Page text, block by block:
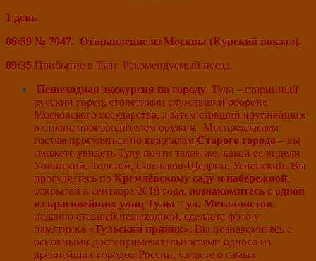
1 день
06:59 № 7047. Отправление из Москвы (Курский вокзал).
09:35 Прибытие в Тулу. Рекомендуемый поезд.
Пешеходная экскурсия по городу. Тула – старинный
русский город, столетиями служивший обороне
Московского государства, а затем ставший крупнейшим
в стране производителем оружия. Мы предлагаем
гостям прогуляться по кварталам Старого города – вы
сможете увидеть Тулу почти такой же, какой её видели
Ушинский, Толстой, Салтыков-Щедрин, Успенский. Вы
прогуляетесь по Кремлёвскому саду и набережной,
открытой в сентябре 2018 года, познакомитесь с одной
из красивейших улиц Тулы – ул. Металлистов,
недавно ставшей пешеходной, сделаете фото у
памятника «Тульский пряник». Вы познакомитесь с
основными достопримечательностями одного из
древнейших городов России, узнаете о самых